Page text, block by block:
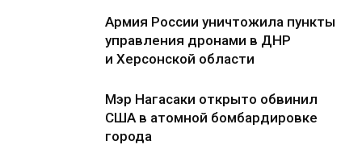
Армия России уничтожила пункты
управления дронами в ДНР
и Херсонской области
Мэр Нагасаки открыто обвинил
США в атомной бомбардировке
города